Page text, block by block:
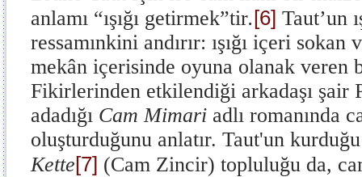
anlamı “ışığı getirmek”tir.[6] Taut’un
ressamınkini andırır: ışığı içeri
mekân içerisinde oyuna olanak veren
Fikirlerinden etkilendiği arkadaşı şair
adadığı Cam Mimari adlı romanında
oluşturduğunu anlatır. Taut'un
Kette[7] (Cam Zincir) topluluğu da,